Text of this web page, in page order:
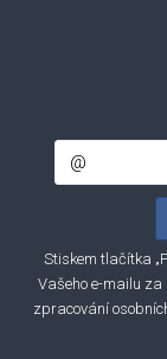
Stiskem tlačítka
Vašeho e-mailu za
zpracování